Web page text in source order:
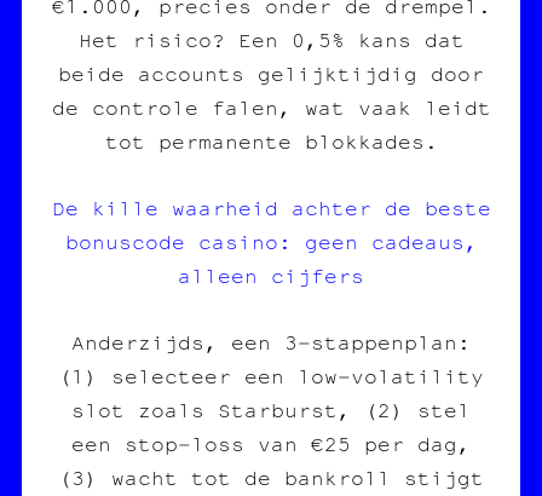
€1.000, precies onder de drempel.
Het risico? Een 0,5% kans dat
beide accounts gelijktijdig door
de controle falen, wat vaak leidt
tot permanente blokkades.
De kille waarheid achter de beste
bonuscode casino: geen cadeaus,
alleen cijfers
Anderzijds, een 3‑stappenplan:
(1) selecteer een low‑volatility
slot zoals Starburst, (2) stel
een stop‑loss van €25 per dag,
(3) wacht tot de bankroll stijgt